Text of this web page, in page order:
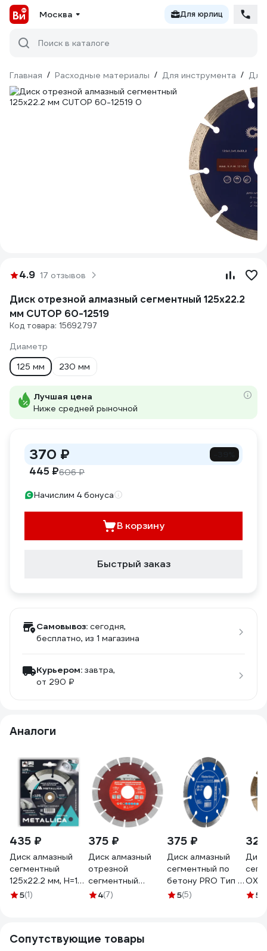
Москва Для юрлиц
Поиск в каталоге
Главная / Расходные материалы / Для инструмента / Для
4.9 17 отзывов
Диск отрезной алмазный сегментный 125x22.2
мм CUTOP 60-12519
Код товара: 15692797
Диаметр
125 мм
230 мм
Лучшая цена
Ниже средней рыночной
370 ₽
445 ₽606 ₽
Начислим 4 бонуса
В корзину
Быстрый заказ
Самовывоз: сегодня,
бесплатно, из 1 магазина
Курьером: завтра,
от 290 ₽
Аналоги
435 ₽
Диск алмазный
сегментный
125x22.2 мм, H=10
мм, по бетону,
Optima 900253
5(1)
375 ₽
Диск алмазный
отрезной
сегментный
тонкий (125х22.2
4(7)
375 ₽
Диск алмазный
сегментный по
бетону PRO Тип А
(125х7х22.23 мм)
5(5) 5
Сопутствующие товары